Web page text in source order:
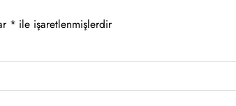
* ile işaretlenmişlerdir